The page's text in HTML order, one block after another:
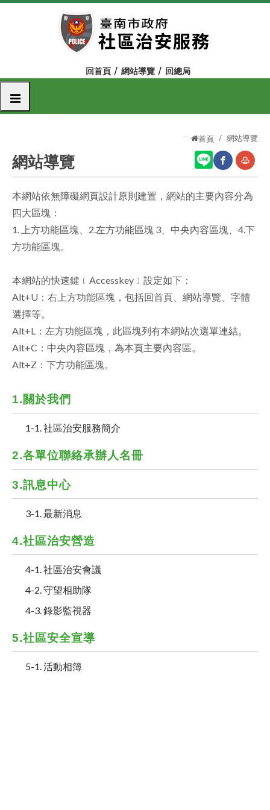
跳
容
塊
回首頁 網站導覽 回總局
選單
::: 首頁 網站導覽
網站導覽
網
分
友
列
本網站依無障礙網頁設計原則建置，網站的主要內容分為
四大區塊：
1. 上方功能區塊、2.左方功能區塊 3、中央內容區塊、4.下
方功能區塊。
本網站的快速鍵﹝Accesskey﹞設定如下：
Alt+U：右上方功能區塊，包括回首頁、網站導覽、字體
選擇等。
Alt+L：左方功能區塊，此區塊列有本網站次選單連結。
Alt+C：中央內容區塊，為本頁主要內容區。
Alt+Z：下方功能區塊。
1.關於我們
1-1. 社區治安服務簡介
2.各單位聯絡承辦人名冊
3.訊息中心
3-1. 最新消息
4.社區治安營造
4-1. 社區治安會議
4-2. 守望相助隊
4-3. 錄影監視器
5.社區安全宣導
5-1. 活動相簿